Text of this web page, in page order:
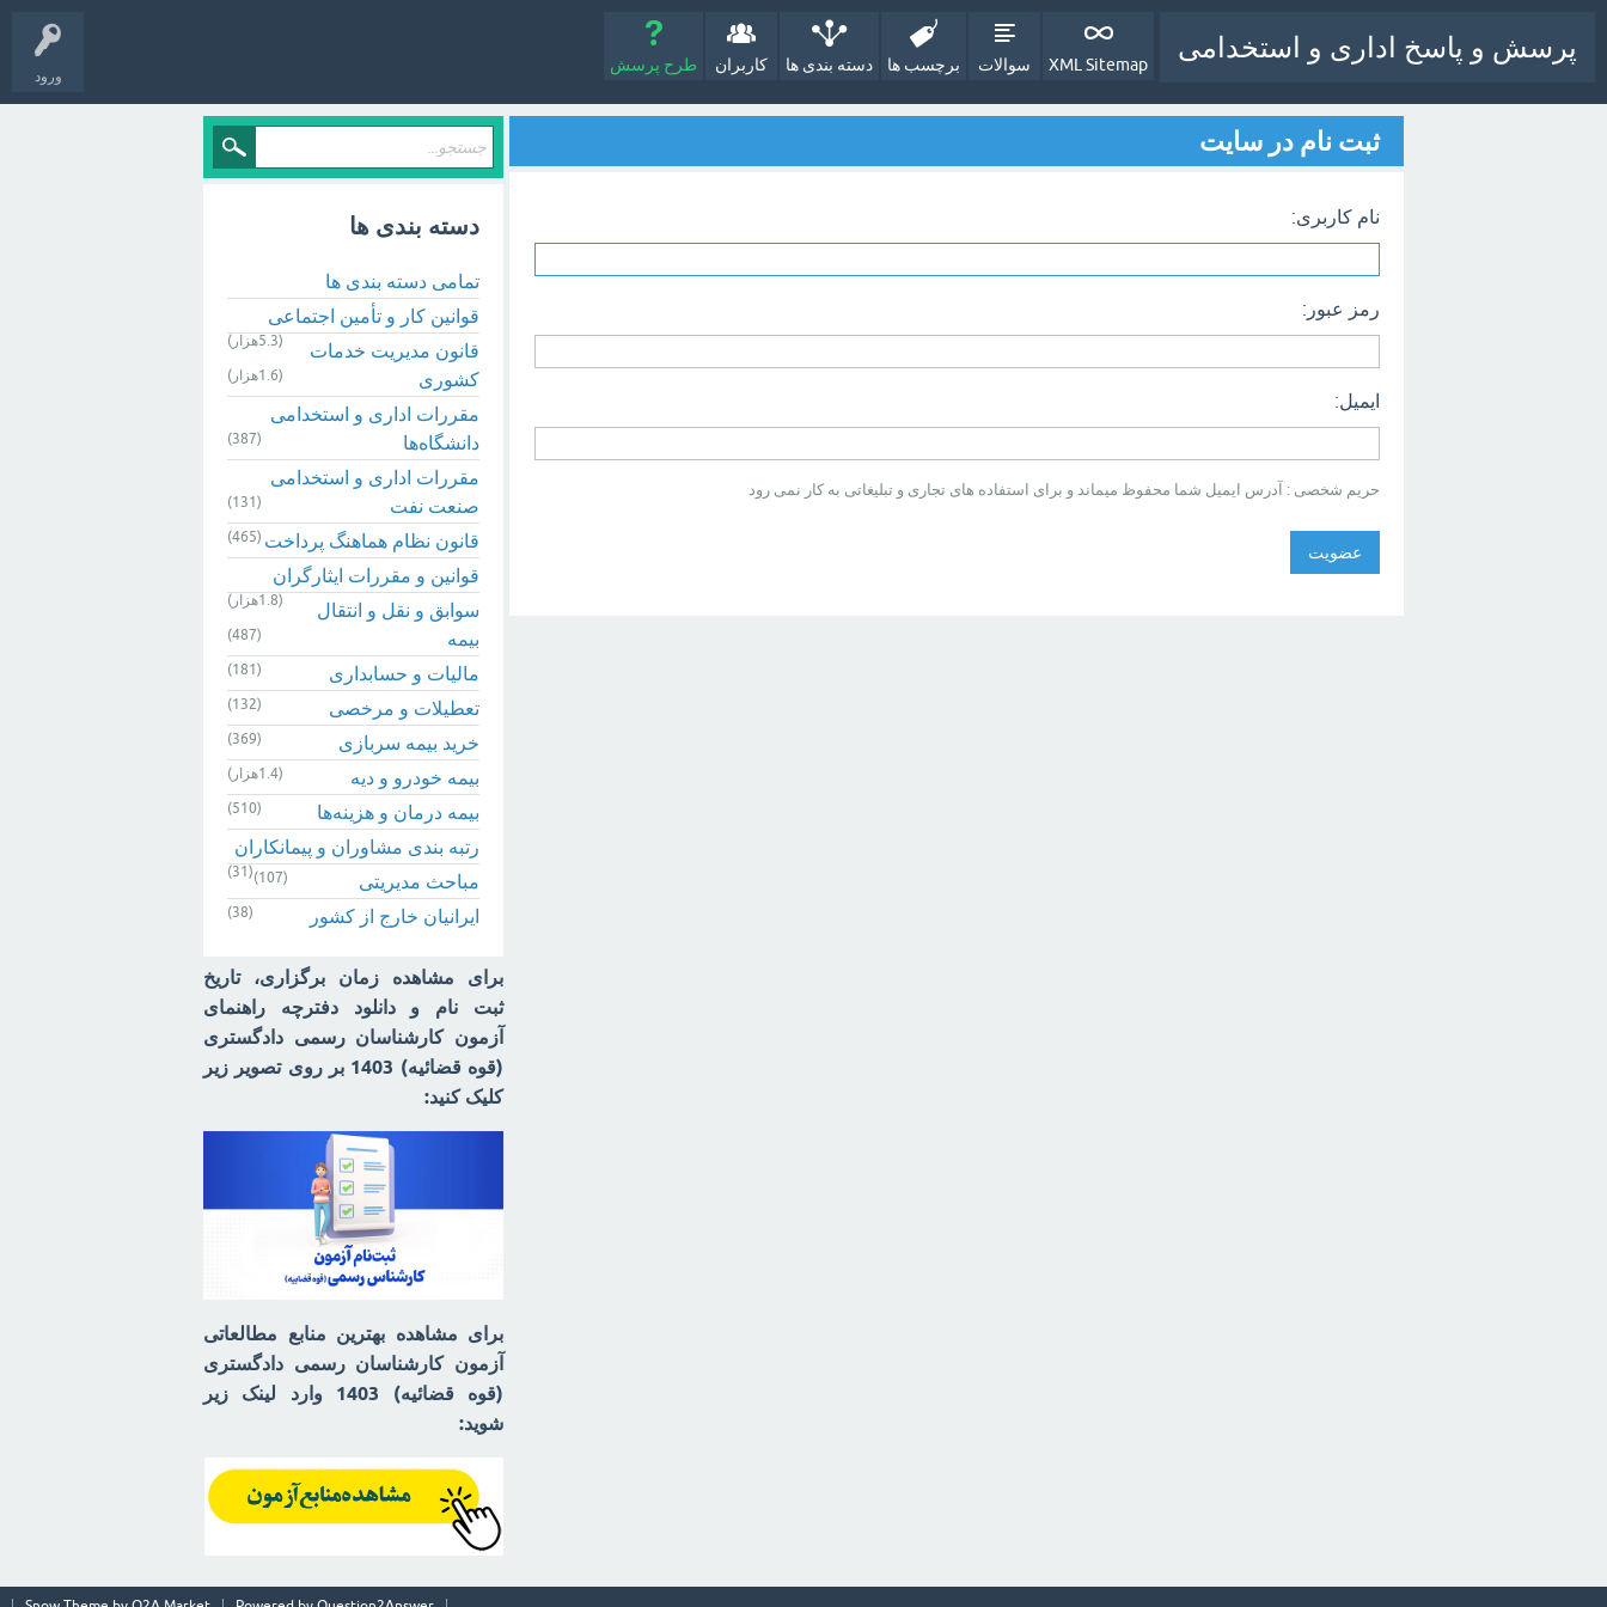
ورود
پرسش و پاسخ اداری و استخدامی
XML Sitemap سوالات برچسب ها دسته بندی ها کاربران طرح پرسش
ثبت نام در سایت
نام کاربری:
رمز عبور:
ایمیل:
حریم شخصی : آدرس ایمیل شما محفوظ میماند و برای استفاده های تجاری و تبلیغاتی به کار نمی رود
دسته بندی ها
تمامی دسته بندی ها
قوانین کار و تأمین اجتماعی
(5.3هزار)
قانون مدیریت خدمات
کشوری
(1.6هزار)
مقررات اداری و استخدامی
دانشگاه‌ها
(387)
مقررات اداری و استخدامی
صنعت نفت
(131)
قانون نظام هماهنگ پرداخت (465)
قوانین و مقررات ایثارگران
(1.8هزار)
سوابق و نقل و انتقال
بیمه‌
(487)
مالیات و حسابداری (181)
تعطیلات و مرخصی (132)
خرید بیمه سربازی (369)
بیمه خودرو و دیه (1.4هزار)
بیمه درمان و هزینه‌ها (510)
رتبه بندی مشاوران و پیمانکاران
(31) مباحث مدیریتی (107)
ایرانیان خارج از کشور (38)
برای مشاهده زمان برگزاری، تاریخ
ثبت نام و دانلود دفترچه راهنمای
آزمون کارشناسان رسمی دادگستری
(قوه قضائیه) 1403 بر روی تصویر زیر
کلیک کنید:
برای مشاهده بهترین منابع مطالعاتی
آزمون کارشناسان رسمی دادگستری
(قوه قضائیه) 1403 وارد لینک زیر
شوید: